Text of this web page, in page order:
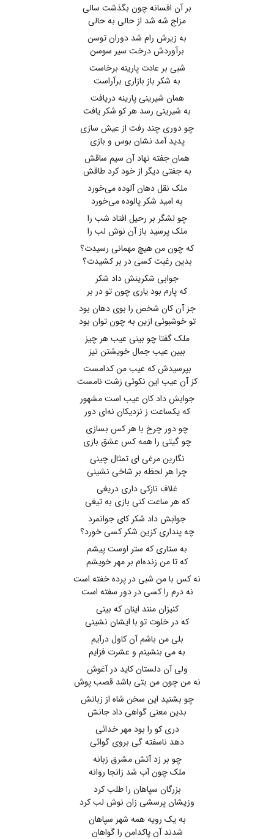
بر آن افسانه چون بگذشت سالی
مزاج شه شد از حالی به حالی
به زیرش رام شد دوران توسن
برآوردش درخت سیر سوسن
شبی بر عادت پارینه برخاست
به شکر باز بازاری برآراست
همان شیرینی پارینه دریافت
به شیرینی رسد هر کو شکر یافت
چو دوری چند رفت از عیش سازی
پدید آمد نشان بوس و بازی
همان جفته نهاد آن سیم ساقش
به جفتی دیگر از خود کرد طاقش
ملک نقل دهان آلوده می‌خورد
به امید شکر پالوده می‌خورد
چو لشگر بر رحیل افتاد شب را
ملک پرسید باز آن نوش لب را
که چون من هیچ مهمانی رسیدت؟
بدین رغبت کسی در بر کشیدت؟
جوابی شکرینش داد شکر
که پارم بود یاری چون تو در بر
جز آن کان شخص را بوی دهان بود
تو خوشبوئی ازین به چون توان بود
ملک گفتا چو بینی عیب هر چیز
ببین عیب جمال خویشتن نیز
بپرسیدش که عیب من کدامست
کز آن عیب این نکوئی زشت نامست
جوابش داد کان عیب است مشهور
که یکساعت ز نزدیکان نه‌ای دور
چو دور چرخ با هر کس بسازی
چو گیتی را همه کس عشق بازی
نگارین مرغی ای تمثال چینی
چرا هر لحظه بر شاخی نشینی
غلاف نازکی داری دریغی
که هر ساعت کنی بازی به تیغی
جوابش داد شکر کای جوانمرد
چه پنداری کزین شکر کسی خورد؟
به ستاری که ستر اوست پیشم
که تا من زنده‌ام بر مهر خویشم
نه کس با من شبی در پرده خفته است
نه درم را کسی در دور سفته است
کنیزان منند اینان که بینی
که در خلوت تو با ایشان نشینی
بلی من باشم آن کاول درآیم
به می بنشینم و عشرت فزایم
ولی آن دلستان کاید در آغوش
نه من چون من بتی باشد قصب پوش
چو بشنید این سخن شاه از زبانش
بدین معنی گواهی داد جانش
دری کو را بود مهر خدائی
دهد ناسفته گی بروی گوائی
چو بر زد آتش مشرق زبانه
ملک چون آب شد زانجا روانه
بزرگان سپاهان را طلب کرد
وزیشان پرسشی زان نوش لب کرد
به یک رویه همه شهر سپاهان
شدند آن پاکدامن را گواهان